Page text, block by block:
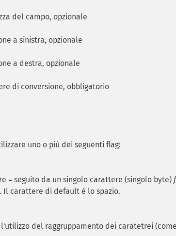
del campo, opzionale
a sinistra, opzionale
a destra, opzionale
di conversione, obbligatorio
uno o più dei seguenti flag:
= seguito da un singolo carattere (singolo byte) f
Il carattere di default è lo spazio.
del raggruppamento dei caratetrei